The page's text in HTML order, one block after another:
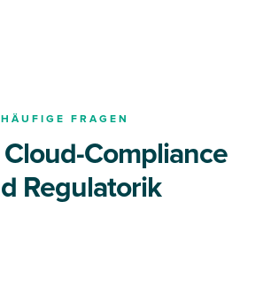
HÄUFIGE FRAGEN
Cloud-Compliance
Regulatorik